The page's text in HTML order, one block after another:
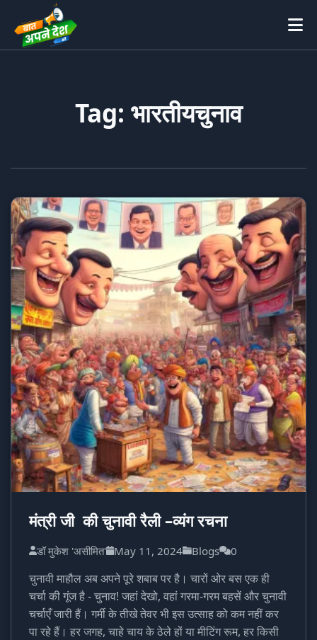
Tag: भारतीयचुनाव
मंत्री जी की चुनावी रैली –व्यंग रचना
डॉ मुकेश 'असीमित' May 11, 2024 Blogs 0
चुनावी माहौल अब अपने पूरे शबाब पर है। चारों ओर बस एक ही
चर्चा की गूंज है - चुनाव! जहां देखो, वहां गरमा-गरम बहसें और चुनावी
चर्चाएँ जारी हैं। गर्मी के तीखे तेवर भी इस उत्साह को कम नहीं कर
पा रहे हैं। हर जगह, चाहे चाय के ठेले हों या मीटिंग रूम, हर किसी